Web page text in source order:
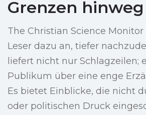
Grenzen hinweg
The Christian Science
Leser dazu an, tiefer
liefert nicht nur Schlagzeilen;
Publikum über eine enge
Es bietet Einblicke, die nicht
oder politischen Druck